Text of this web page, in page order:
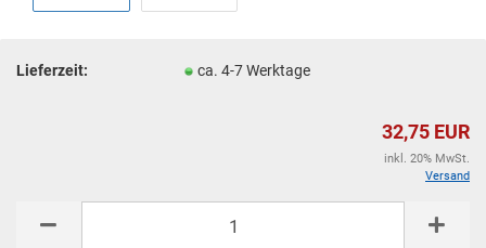
Lieferzeit: ca. 4-7 Werktage
32,75 EUR
inkl. 20% MwSt.
Versand